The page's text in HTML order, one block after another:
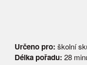
Určeno pro: školní
Délka pořadu: 28